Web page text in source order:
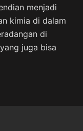
menjadi
kimia di dalam
di
juga bisa